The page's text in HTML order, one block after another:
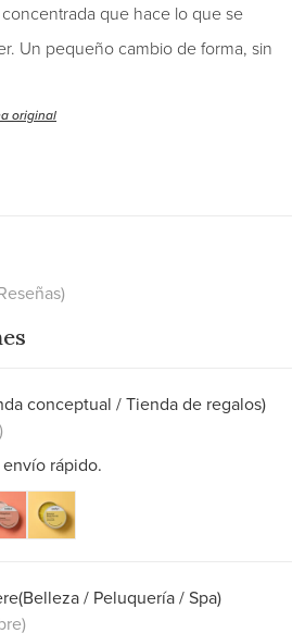
que hace lo que se
Un pequeño cambio de forma, sin
original
conceptual / Tienda de regalos)
rápido.
(Belleza / Peluquería / Spa)